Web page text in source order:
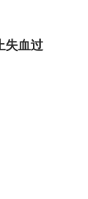
失血过